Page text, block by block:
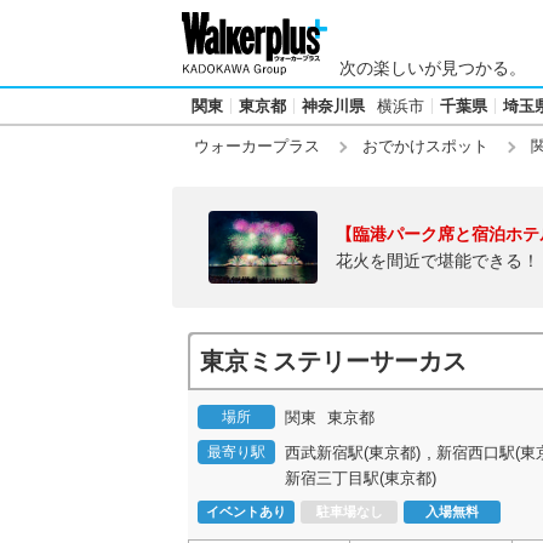
次の楽しいが見つかる。
関東 東京都 神奈川県 横浜市 千葉県 埼玉
ウォーカープラス おでかけスポット
【臨港パーク席と宿泊ホテ
花火を間近で堪能できる
東京ミステリーサーカス
場所 関東 東京都
最寄り駅 西武新宿駅(東京都) 新宿西口駅(東
新宿三丁目駅(東京都)
イベントあり 駐車場なし 入場無料